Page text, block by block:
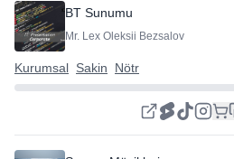
BT Sunumu
Mr. Lex Oleksii Bezsalov
Kurumsal Sakin Nötr